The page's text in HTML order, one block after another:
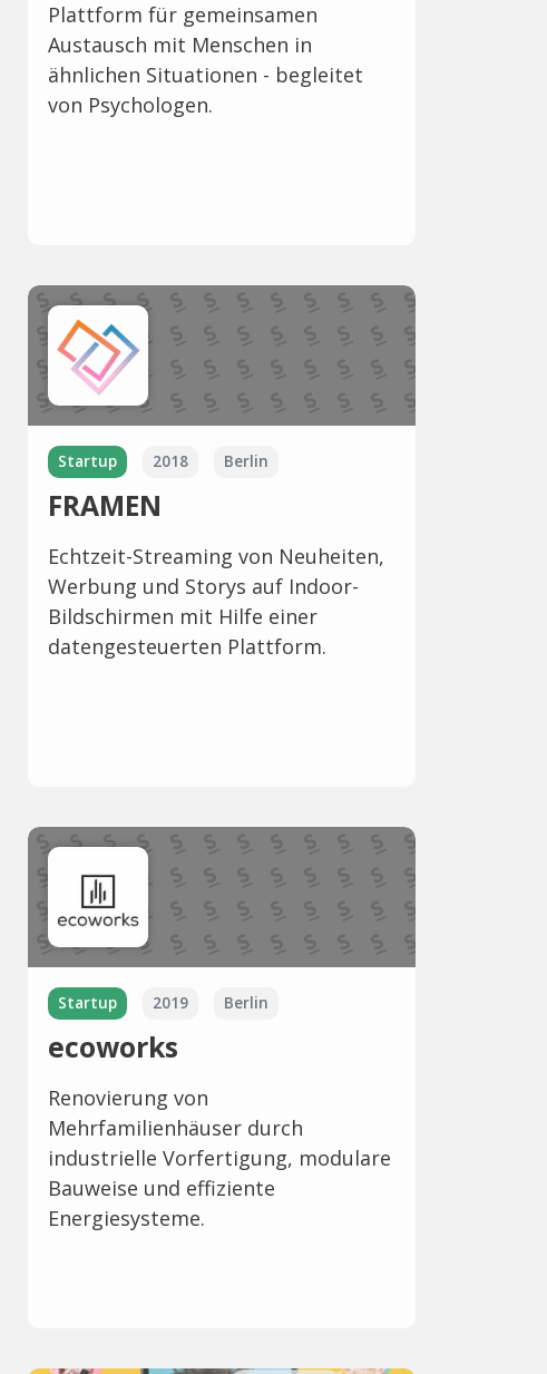
Plattform für gemeinsamen
Austausch mit Menschen in
ähnlichen Situationen - begleitet
von Psychologen.
Startup 2018 Berlin
FRAMEN
Echtzeit-Streaming von Neuheiten,
Werbung und Storys auf Indoor-
Bildschirmen mit Hilfe einer
datengesteuerten Plattform.
Startup 2019 Berlin
ecoworks
Renovierung von
Mehrfamilienhäuser durch
industrielle Vorfertigung, modulare
Bauweise und effiziente
Energiesysteme.